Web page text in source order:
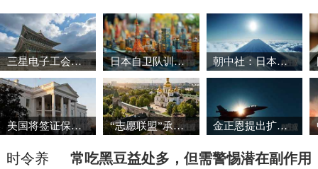
三星电子工会暂缓罢工 韩国股市强劲反弹 日本自卫队训练场爆炸事故致3死1重伤 朝中社：日本推动军国主义复活将触碰“红线”
美国将签证保证金国家名单扩大至38国 “志愿联盟”承诺向乌克兰提供安全保障 金正恩提出扩大导弹生产能力的必要性
时令养
常吃黑豆益处多，但需警惕潜在副作用